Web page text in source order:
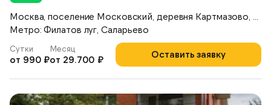
Метро: Филатов луг, Саларьево
Оставить заявку
Сутки
от 990 ₽
Месяц
от 29.700 ₽